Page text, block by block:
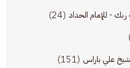
- للإمام الحداد (24)
علي باراس (151)